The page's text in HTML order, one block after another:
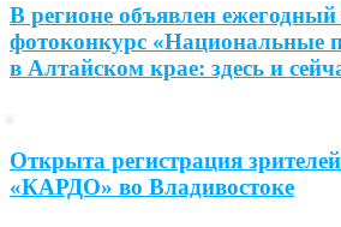
В регионе объявлен
фотоконкурс «Национальные
в Алтайском крае: здесь и
Открыта регистрация
«КАРДО» во Владивостоке